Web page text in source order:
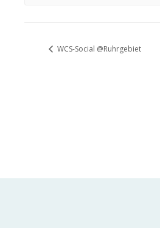
WCS-Social @Ruhrgebiet